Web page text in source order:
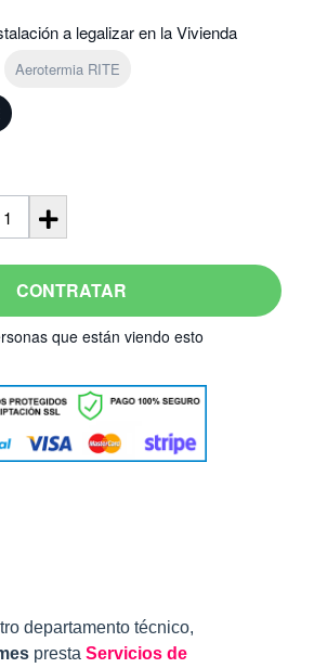
a legalizar en la Vivienda
Aerotermia RITE
CONTRATAR
que están viendo esto
departamento técnico,
presta Servicios de